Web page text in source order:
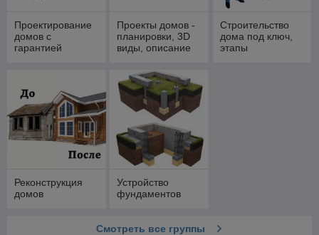
Проектирование
домов с
гарантией
Проекты домов -
планировки, 3D
виды, описание
Строительство
дома под ключ,
этапы
Реконструкция
домов
Устройство
фундаментов
Смотреть все группы